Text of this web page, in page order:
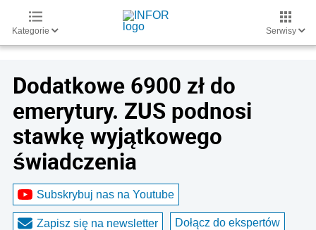
Kategorie Serwisy
Dodatkowe 6900 zł do
emerytury. ZUS podnosi
stawkę wyjątkowego
świadczenia
Subskrybuj nas na Youtube
Zapisz się na newsletter Dołącz do ekspertów